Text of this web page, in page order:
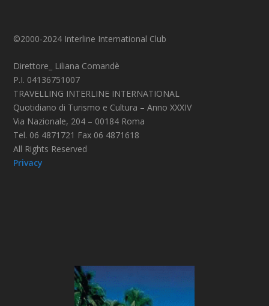
©2000-2024 Interline International Club
Direttore_ Liliana Comandè
P.I. 04136751007
TRAVELLING INTERLINE INTERNATIONAL
Quotidiano di Turismo e Cultura – Anno XXXIV
Via Nazionale, 204 – 00184 Roma
Tel. 06 4871721 Fax 06 4871618
All Rights Reserved
Privacy